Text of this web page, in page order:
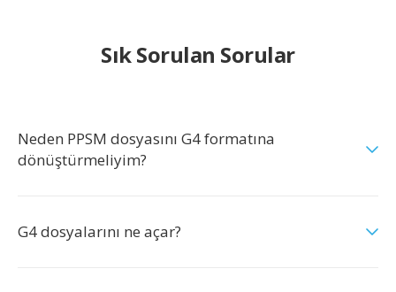
Sık Sorulan Sorular
Neden PPSM dosyasını G4 formatına
dönüştürmeliyim?
G4 dosyalarını ne açar?